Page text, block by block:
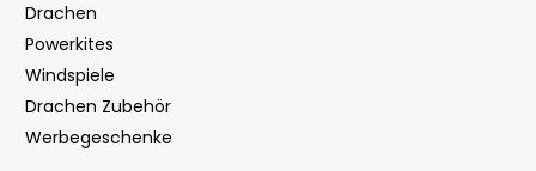
Drachen
Powerkites
Windspiele
Drachen Zubehör
Werbegeschenke